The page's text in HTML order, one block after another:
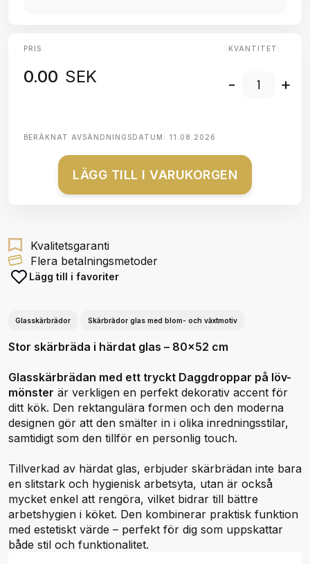
PRIS
0.00 SEK
KVANTITET:
- +
BERÄKNAT AVSÄNDNINGSDATUM: 11.08.2026
LÄGG TILL I VARUKORGEN
Kvalitetsgaranti
Flera betalningsmetoder
Lägg till i favoriter
Glasskärbrädor Skärbrädor glas med blom- och växtmotiv
Stor skärbräda i härdat glas – 80x52 cm
Glasskärbrädan med ett tryckt Daggdroppar på löv-
mönster är verkligen en perfekt dekorativ accent för
ditt kök. Den rektangulära formen och den moderna
designen gör att den smälter in i olika inredningsstilar,
samtidigt som den tillför en personlig touch.
Tillverkad av härdat glas, erbjuder skärbrädan inte bara
en slitstark och hygienisk arbetsyta, utan är också
mycket enkel att rengöra, vilket bidrar till bättre
arbetshygien i köket. Den kombinerar praktisk funktion
med estetiskt värde – perfekt för dig som uppskattar
både stil och funktionalitet.